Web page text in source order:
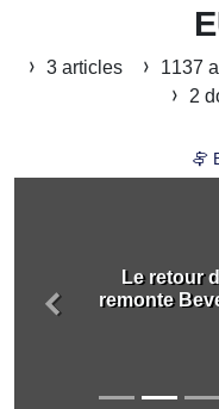
3 articles 1137
2
Le retour
remonte
Précédent